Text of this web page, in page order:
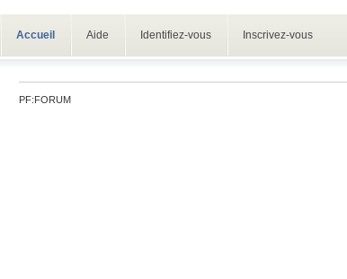
Accueil Aide Identifiez-vous Inscrivez-vous
PF:FORUM